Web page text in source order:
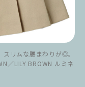
リムな腰まわりが◎。
／LILY BROWN ルミネ